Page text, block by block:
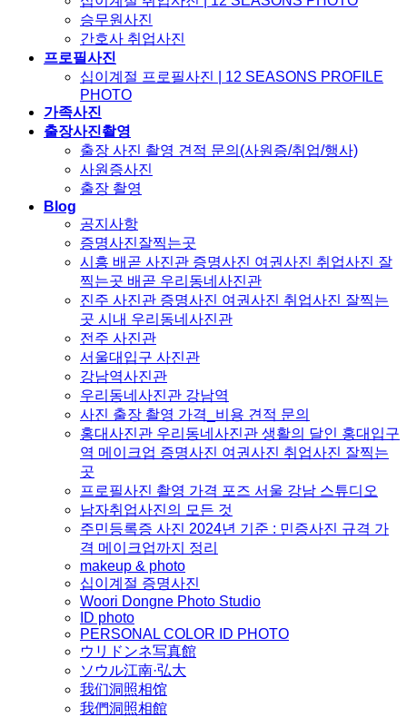
승무원사진
간호사 취업사진
프로필사진
십이계절 프로필사진 | 12 SEASONS PROFILE
PHOTO
가족사진
출장사진촬영
출장 사진 촬영 견적 문의(사원증/취업/행사)
사원증사진
출장 촬영
Blog
공지사항
증명사진잘찍는곳
시흥 배곧 사진관 증명사진 여권사진 취업사진 잘
찍는곳 배곧 우리동네사진관
진주 사진관 증명사진 여권사진 취업사진 잘찍는
곳 시내 우리동네사진관
전주 사진관
서울대입구 사진관
강남역사진관
우리동네사진관 강남역
사진 출장 촬영 가격_비용 견적 문의
홍대사진관 우리동네사진관 생활의 달인 홍대입구
역 메이크업 증명사진 여권사진 취업사진 잘찍는
곳
프로필사진 촬영 가격 포즈 서울 강남 스튜디오
남자취업사진의 모든 것
주민등록증 사진 2024년 기준 : 민증사진 규격 가
격 메이크업까지 정리
makeup & photo
십이계절 증명사진
Woori Dongne Photo Studio
ID photo
PERSONAL COLOR ID PHOTO
ウリドンネ写真館
ソウル江南·弘大
我们洞照相馆
我們洞照相館